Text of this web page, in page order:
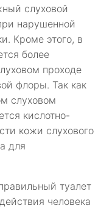
слуховой
нарушенной
Кроме этого, в
более
проходе
флоры. Так как
слуховом
кислотно-
кожи слухового
для
туалет
человека